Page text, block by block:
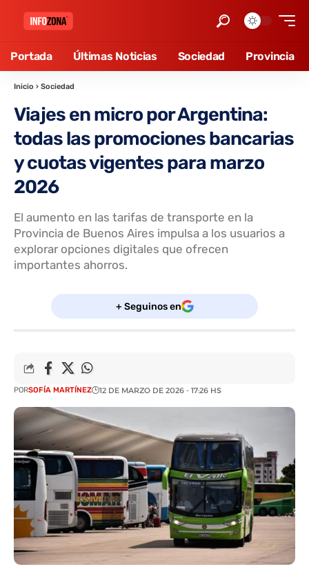
Portada Últimas Noticias Sociedad Provincia
Inicio › Sociedad
Viajes en micro por Argentina:
todas las promociones bancarias
y cuotas vigentes para marzo
2026
El aumento en las tarifas de transporte en la
Provincia de Buenos Aires impulsa a los usuarios a
explorar opciones digitales que ofrecen
importantes ahorros.
+ Seguinos en
PORSOFÍA MARTÍNEZ 12 DE MARZO DE 2026 - 17:26 HS